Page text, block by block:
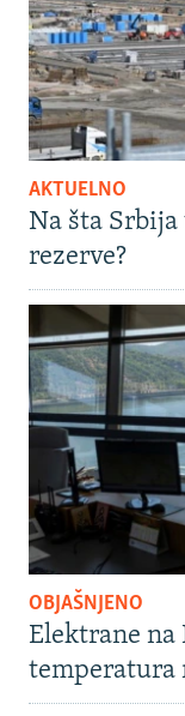
AKTUELNO
Na šta
rezerve?
OBJAŠNJENO
Elektrane na
temperatura